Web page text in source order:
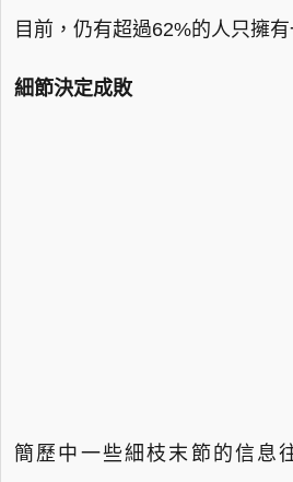
目前，仍有超過62%的人只擁
細節決定成敗
簡歷中一些細枝末節的信息